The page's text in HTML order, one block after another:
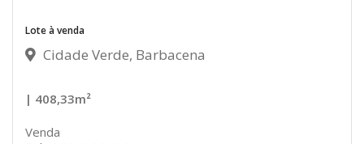
Lote à venda
Cidade Verde, Barbacena
| 408,33m²
Venda